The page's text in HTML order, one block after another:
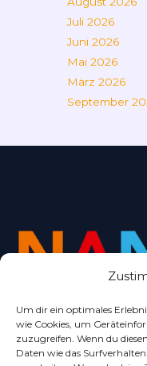
Um dir ein optimales
wie Cookies, um
zuzugreifen. Wenn du
Daten wie das
Juli 2026
Juni 2026
Mai 2026
März 2026
September
Alles rund um Bad